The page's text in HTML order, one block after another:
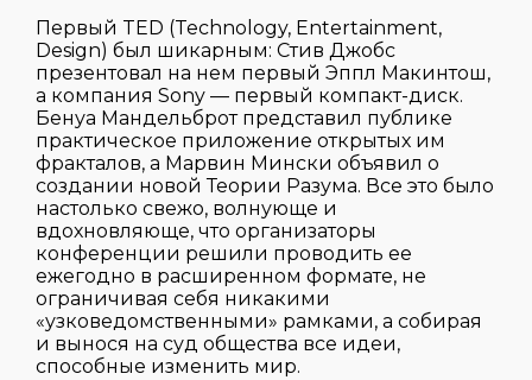
Первый TED (Technology, Entertainment,
Design) был шикарным: Стив Джобс
презентовал на нем первый Эппл Макинтош,
а компания Sony — первый компакт-диск.
Бенуа Мандельброт представил публике
практическое приложение открытых им
фракталов, а Марвин Мински объявил о
создании новой Теории Разума. Все это было
настолько свежо, волнующе и
вдохновляюще, что организаторы
конференции решили проводить ее
ежегодно в расширенном формате, не
ограничивая себя никакими
«узковедомственными» рамками, а собирая
и вынося на суд общества все идеи,
способные изменить мир.